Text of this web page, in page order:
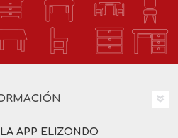
LA APP ELIZONDO